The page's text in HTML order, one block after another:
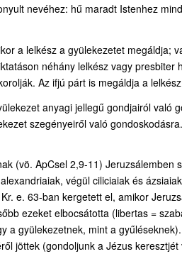
nevéhez: hű maradt Istenhez
a lelkész a gyülekezetet megáldja;
néhány lelkész vagy presbiter
Az ifjú párt is megáldja a
anyagi jellegű gondjairól való
szegényeiről való
(vö. ApCsel 2,9-11) Jeruzsálemben
végül ciliciaiak és
e. 63-ban kergetett el, amikor
ezeket elbocsátotta (libertas =
a gyülekezetnek, mint a gyűléseknek).
jöttek (gondoljunk a Jézus